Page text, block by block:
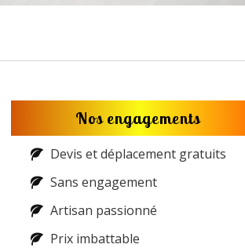
Nos engagements
Devis et déplacement gratuits
Sans engagement
Artisan passionné
Prix imbattable